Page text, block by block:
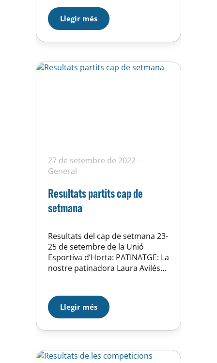
VILANOVA-B 0 – 3 SENIOR Masc. –
CONGRES 2 – 7
Llegir més
27 de setembre de 2022
General
Resultats partits cap de
setmana
Resultats del cap de setmana 23-
25 de setembre de la Unió
Esportiva d’Horta: PATINATGE: La
nostre patinadora Laura Avilés
celebrada durant aquest cap de
setmana a Friburg, Alemania.
BÀSQUET: SENIOR FEM. UEH 59 –
66 JET Terrassa: debut a la
femení…
Llegir més